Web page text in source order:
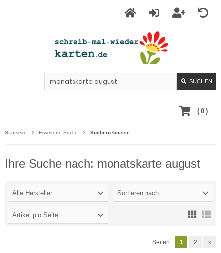
SUCHEN
( 0 )
Startseite Erweiterte Suche Suchergebnisse
Ihre Suche nach: monatskarte august
Alle Hersteller Sortieren nach ...
Artikel pro Seite
Seiten: 1 2 »